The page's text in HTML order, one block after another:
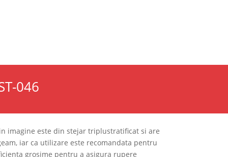
046
imagine este din stejar triplustratificat si are
iar ca utilizare este recomandata pentru
grosime pentru a asigura rupere